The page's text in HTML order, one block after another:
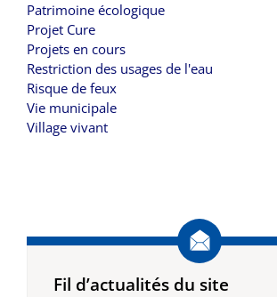
Patrimoine écologique
Projet Cure
Projets en cours
Restriction des usages de l'eau
Risque de feux
Vie municipale
Village vivant
Fil d’actualités du site